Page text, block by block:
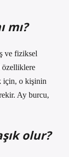
mı?
ve fiziksel
özelliklere
için, o kişinin
Ay burcu,
olur?